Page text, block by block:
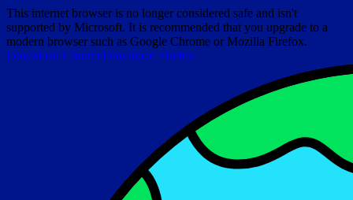
This internet browser is no longer considered safe and isn't
supported by Microsoft. It is recommended that you upgrade to a
modern browser such as Google Chrome or Mozilla Firefox.
Download ChromeDownload Firefox